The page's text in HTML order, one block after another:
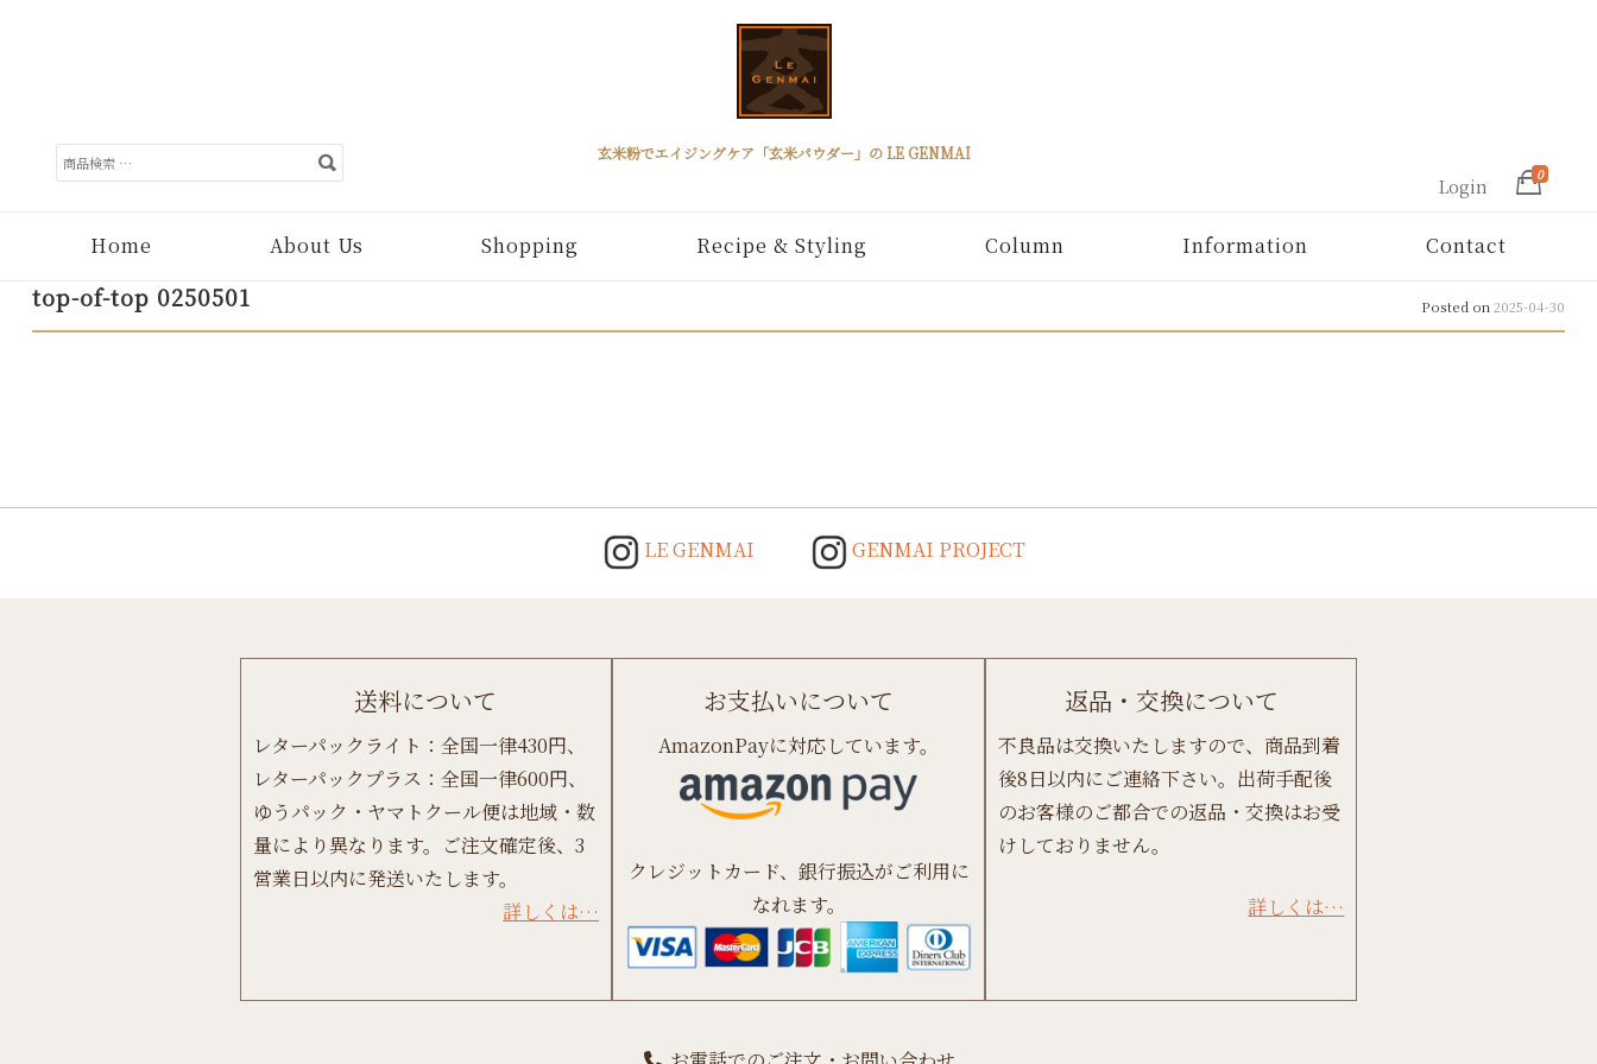
検
索
玄米粉でエイジングケア「玄米パウダー」の LE GENMAI
Login
0
Home About Us Shopping Recipe & Styling Column Information Contact
top-of-top 0250501 Posted on2025-04-30
LE GENMAI GENMAI PROJECT
送料について
レターパックライト：全国一律430円、
レターパックプラス：全国一律600円、
ゆうパック・ヤマトクール便は地域・数
量により異なります。ご注文確定後、3
営業日以内に発送いたします。
詳しくは…
お支払いについて
AmazonPayに対応しています。
クレジットカード、銀行振込がご利用に
なれます。
返品・交換について
不良品は交換いたしますので、商品到着
後8日以内にご連絡下さい。出荷手配後
のお客様のご都合での返品・交換はお受
けしておりません。
詳しくは…